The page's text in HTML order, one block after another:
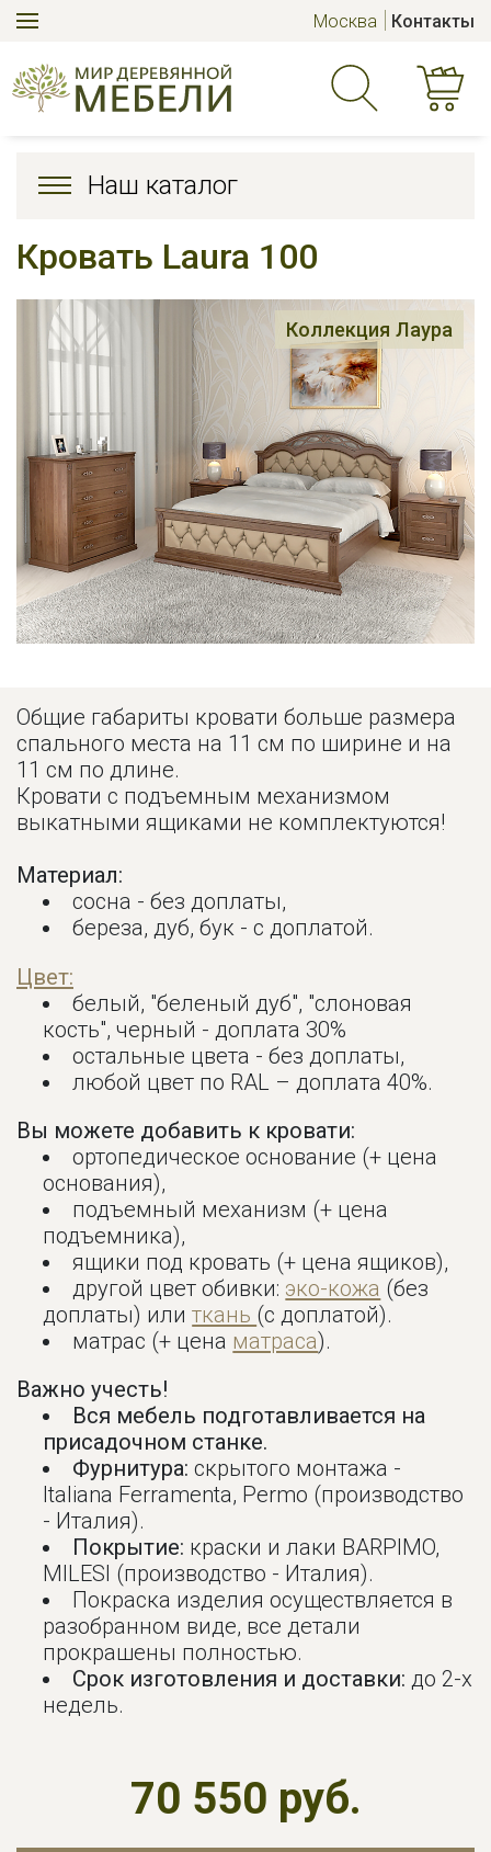
Москва Контакты
Наш каталог
Кровать Laura 100
Коллекция Лаура
Общие габариты кровати больше размера
спального места на 11 см по ширине и на
11 см по длине.
Кровати с подъемным механизмом
выкатными ящиками не комплектуются!
Материал:
сосна - без доплаты,
береза, дуб, бук - с доплатой.
Цвет:
белый, "беленый дуб", "слоновая
кость", черный - доплата 30%
остальные цвета - без доплаты,
любой цвет по RAL – доплата 40%.
Вы можете добавить к кровати:
ортопедическое основание (+ цена
основания),
подъемный механизм (+ цена
подъемника),
ящики под кровать (+ цена ящиков),
другой цвет обивки: эко-кожа (без
доплаты) илиткань (с доплатой).
матрас (+ цена матраса).
Важно учесть!
Вся мебель подготавливается на
присадочном станке.
Фурнитура: скрытого монтажа -
Italiana Ferramenta, Permo (производство
- Италия).
Покрытие: краски и лаки BARPIMO,
MILESI (производство - Италия).
Покраска изделия осуществляется в
разобранном виде, все детали
прокрашены полностью.
Срок изготовления и доставки: до 2-х
недель.
70 550 руб.